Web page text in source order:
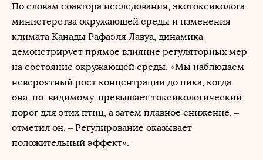
По словам соавтора исследования, экотоксиколога
министерства окружающей среды и изменения
климата Канады Рафаэля Лавуа, динамика
демонстрирует прямое влияние регуляторных мер
на состояние окружающей среды. «Мы наблюдаем
невероятный рост концентрации до пика, когда
она, по-видимому, превышает токсикологический
порог для этих птиц, а затем плавное снижение, –
отметил он. – Регулирование оказывает
положительный эффект».